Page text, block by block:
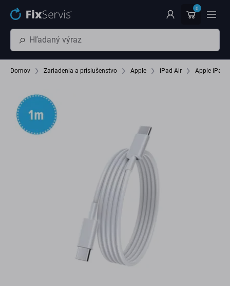
Preskočiť na hlavný obsah 0
Domov Zariadenia a príslušenstvo Apple iPad Air Apple iPad